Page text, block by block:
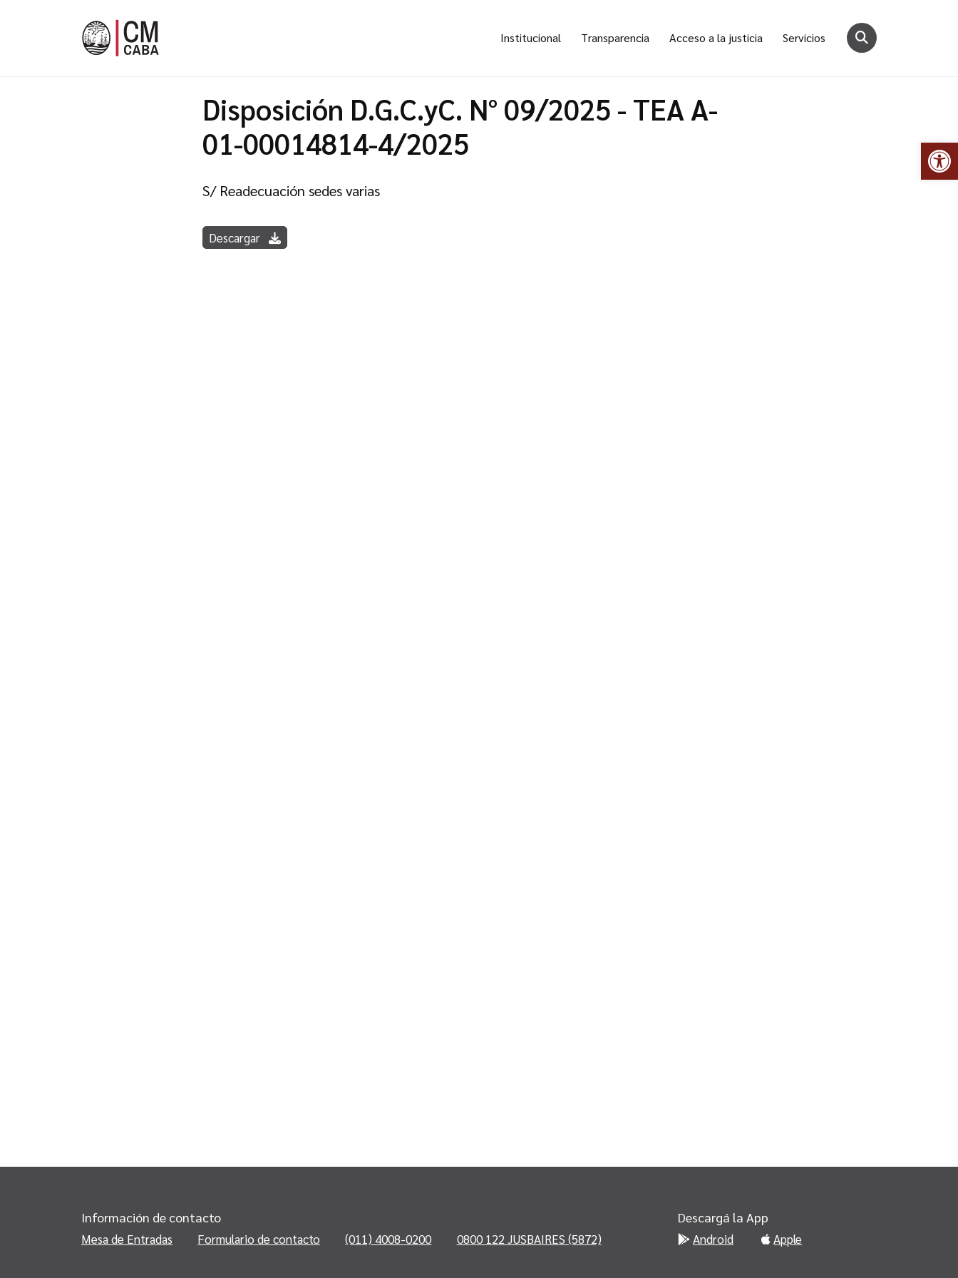
Institucional Transparencia Acceso a la justicia Servicios
Disposición D.G.C.yC. N° 09/2025 - TEA A-
01-00014814-4/2025
S/ Readecuación sedes varias
Descargar
Información de contacto
Mesa de Entradas Formulario de contacto (011) 4008-0200 0800 122 JUSBAIRES (5872)
Descargá la App
Android Apple